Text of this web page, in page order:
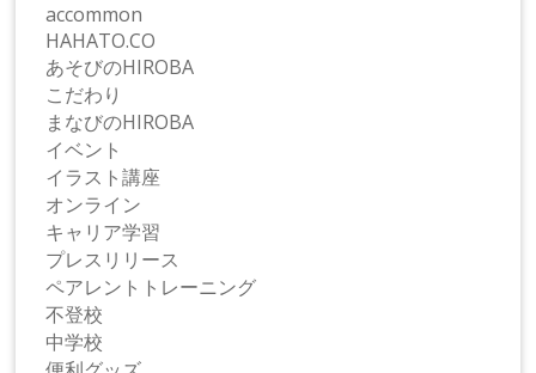
accommon
HAHATO.CO
あそびのHIROBA
こだわり
まなびのHIROBA
イベント
イラスト講座
オンライン
キャリア学習
プレスリリース
ペアレントトレーニング
不登校
中学校